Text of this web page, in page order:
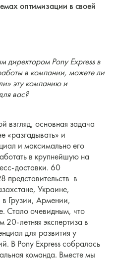
оптимизации в своей
директором Pony Express в
в компании, можете ли
эту компанию и
вас?
взгляд, основная задача
«разгадывать» и
и максимально его
в крупнейшую на
доставки. 60
представительств в
Украине,
Грузии, Армении,
Стало очевидным, что
20-летняя экспертиза в
для развития у
В Pony Express собралась
команда. Вместе мы